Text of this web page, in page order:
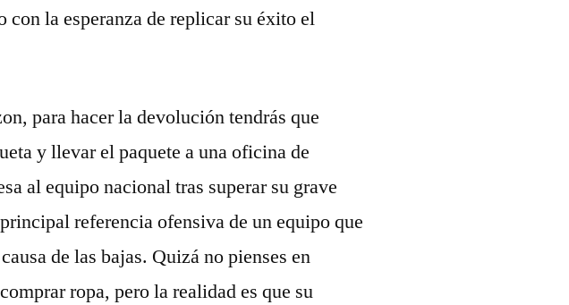
con la esperanza de replicar su éxito el
para hacer la devolución tendrás que
y llevar el paquete a una oficina de
al equipo nacional tras superar su grave
referencia ofensiva de un equipo que
de las bajas. Quizá no pienses en
ropa, pero la realidad es que su